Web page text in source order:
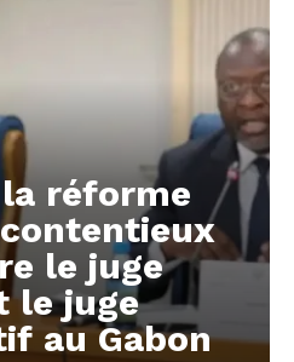
réforme
le juge
le juge
au Gabon